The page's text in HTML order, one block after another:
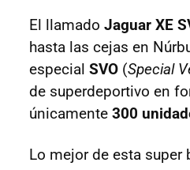
El llamado Jaguar XE
hasta las cejas en
especial SVO (Special
de superdeportivo en
únicamente 300
Lo mejor de esta